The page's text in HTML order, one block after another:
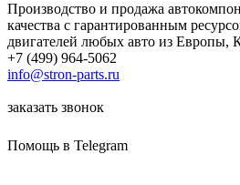
Производство и продажа
качества с гарантированным
двигателей любых авто из
+7 (499) 964-5062
info@stron-parts.ru
заказать звонок
Помощь в Telegram